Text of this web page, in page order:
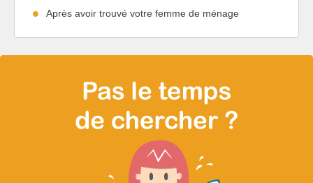
Après avoir trouvé votre femme de ménage